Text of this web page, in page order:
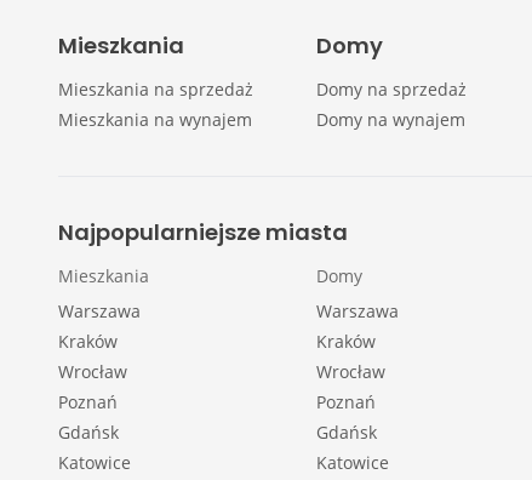
Mieszkania
Mieszkania na sprzedaż
Mieszkania na wynajem
Domy
Domy na sprzedaż
Domy na wynajem
Najpopularniejsze miasta
Mieszkania
Warszawa
Kraków
Wrocław
Poznań
Gdańsk
Katowice
Domy
Warszawa
Kraków
Wrocław
Poznań
Gdańsk
Katowice